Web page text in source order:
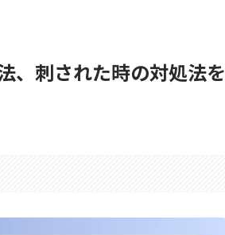
、刺された時の対処法を